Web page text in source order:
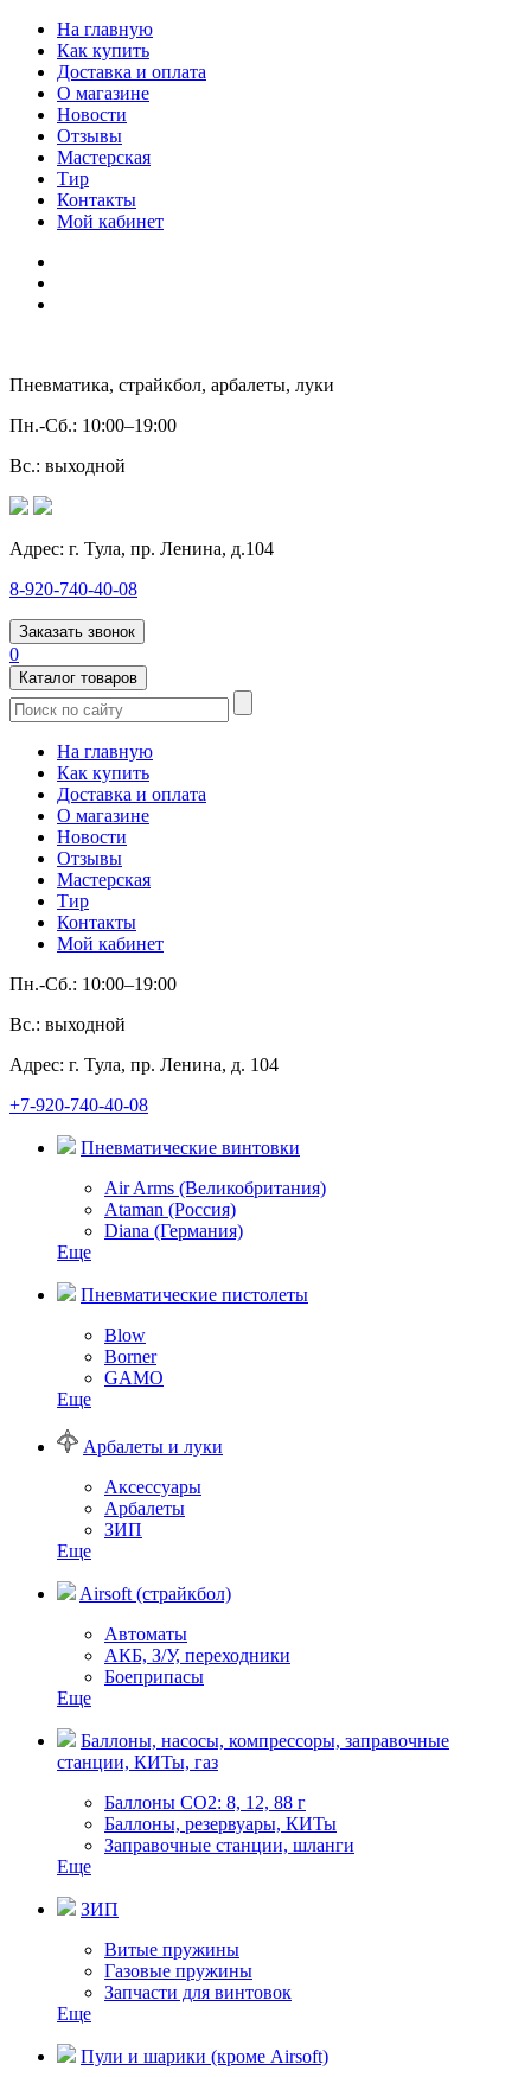
На главную
Как купить
Доставка и оплата
О магазине
Новости
Отзывы
Мастерская
Тир
Контакты
Мой кабинет
Пневматика, страйкбол, арбалеты, луки
Пн.-Сб.: 10:00–19:00
Вс.: выходной
Адрес: г. Тула, пр. Ленина, д.104
8-920-740-40-08
Заказать звонок
0
Каталог товаров
На главную
Как купить
Доставка и оплата
О магазине
Новости
Отзывы
Мастерская
Тир
Контакты
Мой кабинет
Пн.-Сб.: 10:00–19:00
Вс.: выходной
Адрес: г. Тула, пр. Ленина, д. 104
+7-920-740-40-08
Пневматические винтовки
Air Arms (Великобритания)
Ataman (Россия)
Diana (Германия)
Еще
Пневматические пистолеты
Blow
Borner
GAMO
Еще
Арбалеты и луки
Аксессуары
Арбалеты
ЗИП
Еще
Airsoft (страйкбол)
Автоматы
АКБ, З/У, переходники
Боеприпасы
Еще
Баллоны, насосы, компрессоры, заправочные
станции, КИТы, газ
Баллоны СО2: 8, 12, 88 г
Баллоны, резервуары, КИТы
Заправочные станции, шланги
Еще
ЗИП
Витые пружины
Газовые пружины
Запчасти для винтовок
Еще
Пули и шарики (кроме Airsoft)